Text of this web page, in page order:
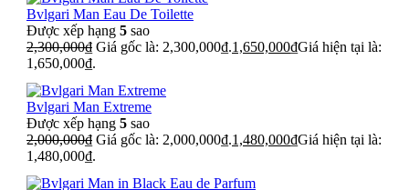
Bvlgari Man Eau De Toilette
Được xếp hạng 5 sao
2,300,000₫ Giá gốc là: 2,300,000₫.1,650,000₫Giá hiện tại là:
1,650,000₫.
Bvlgari Man Extreme
Được xếp hạng 5 sao
2,000,000₫ Giá gốc là: 2,000,000₫.1,480,000₫Giá hiện tại là:
1,480,000₫.